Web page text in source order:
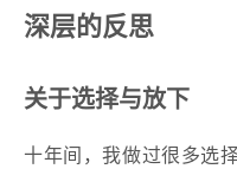
深层的反思
关于选择与放下
十年间，我做过很多选